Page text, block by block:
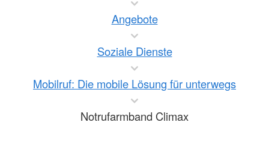
Angebote
Soziale Dienste
Mobilruf: Die mobile Lösung für unterwegs
Notrufarmband Climax